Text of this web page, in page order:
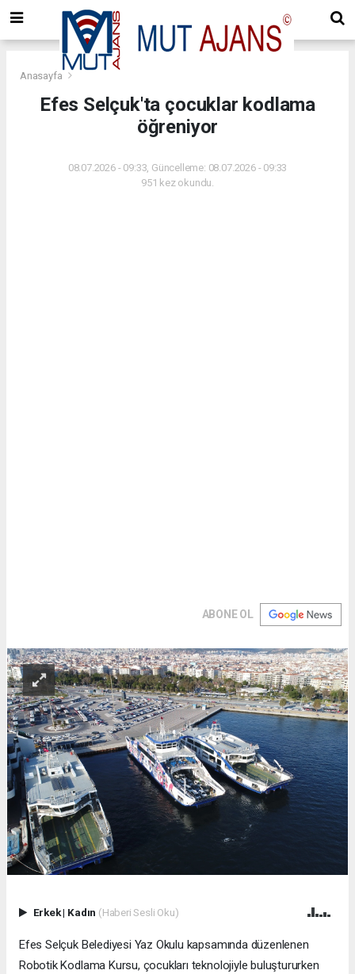
Anasayfa
Efes Selçuk'ta çocuklar kodlama
öğreniyor
08.07.2026 - 09:33, Güncelleme: 08.07.2026 - 09:33
951 kez okundu.
ABONE OL
Erkek| Kadın (Haberi Sesli Oku)
Efes Selçuk Belediyesi Yaz Okulu kapsamında düzenlenen
Robotik Kodlama Kursu, çocukları teknolojiyle buluştururken